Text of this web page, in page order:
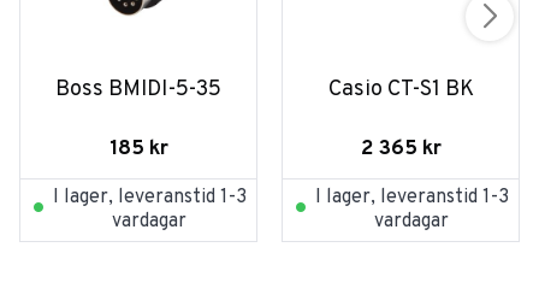
Boss BMIDI-5-35
185 kr
I lager, leveranstid 1-3
vardagar
Casio CT-S1 BK
2 365 kr
I lager, leveranstid 1-3
vardagar